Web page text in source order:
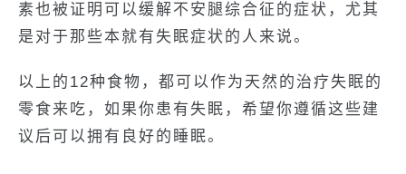
素也被证明可以缓解不安腿综合征的症状，尤其
是对于那些本就有失眠症状的人来说。
以上的12种食物，都可以作为天然的治疗失眠的
零食来吃，如果你患有失眠，希望你遵循这些建
议后可以拥有良好的睡眠。